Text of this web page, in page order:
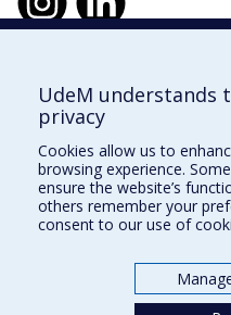
École
paysage
École d'architecture
École de design
UdeM understands
privacy
Cookies allow us to
browsing experience.
ensure the website’s
others remember your
consent to our use of